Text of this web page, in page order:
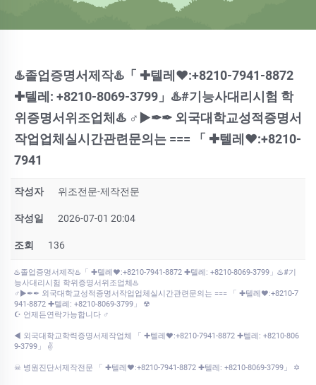
♨️졸업증명서제작♨️「 ✚텔레♥:+8210-7941-8872
✚텔레: +8210-8069-3799」♨️#기능사대리시험 학
위증명서위조업체♨️ ♂▶✒✒ 외국대학교성적증명서
작업업체실시간관련문의는 === 「 ✚텔레♥:+8210-
7941
작성자 위조전문-제작전문
작성일 2026-07-01 20:04
조회 136
♨️졸업증명서제작♨️「 ✚텔레♥:+8210-7941-8872 ✚텔레: +8210-8069-3799」♨️#기
능사대리시험 학위증명서위조업체♨️
♂▶✒✒ 외국대학교성적증명서작업업체실시간관련문의는 === 「 ✚텔레♥:+8210-7
941-8872 ✚텔레: +8210-8069-3799」 ☢
☪ 언제든연락가능합니다 ♂
◀ 외국대학교학력증명서제작업체 「 ✚텔레♥:+8210-7941-8872 ✚텔레: +8210-806
9-3799」 ✌
☠ 병원진단서제작전문 「 ✚텔레♥:+8210-7941-8872 ✚텔레: +8210-8069-3799」 ✡